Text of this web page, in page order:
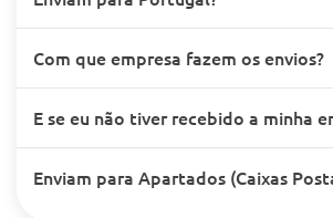
Com que empresa fazem os envios?
E se eu não tiver recebido a minha
Enviam para Apartados (Caixas